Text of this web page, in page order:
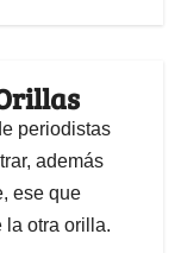
periodistas
además
ese que
la otra orilla.